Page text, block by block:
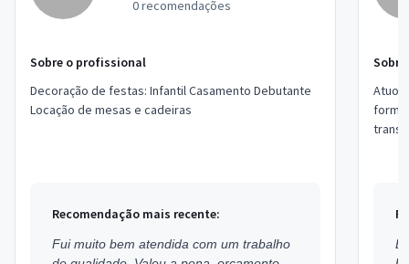
0 recomendações
Sobre o profissional
Decoração de festas: Infantil Casamento Debutante
Locação de mesas e cadeiras
Recomendação mais recente:
Fui muito bem atendida com um trabalho
Atuo